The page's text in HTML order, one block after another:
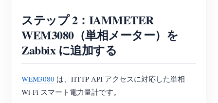
ステップ 2：IAMMETER
WEM3080（単相メーター）を
Zabbix に追加する
WEM3080 は、HTTP API アクセスに対応した単相
Wi-Fi スマート電力量計です。